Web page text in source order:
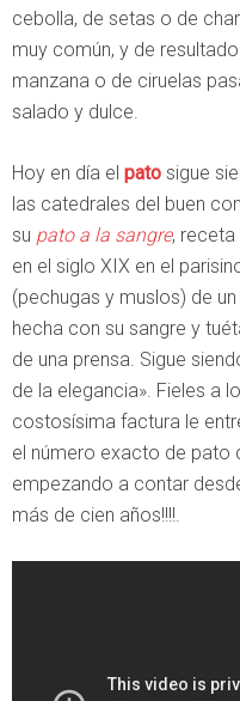
cebolla, de setas o de
muy común, y de
manzana o de ciruelas
salado y dulce.
Hoy en día el pato sigue
las catedrales del buen
su pato a la sangre, receta
en el siglo XIX en el
(pechugas y muslos) de
hecha con su sangre y
de una prensa. Sigue
de la elegancia». Fieles a
costosísima factura le
el número exacto de pato
empezando a contar
más de cien años!!!!.